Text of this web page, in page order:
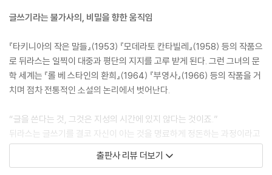
글쓰기라는 불가사의, 비밀을 향한 움직임
『타키니아의 작은 말들』(1953) 『모데라토 칸타빌레』(1958) 등의 작품으
로 뒤라스는 일찍이 대중과 평단의 지지를 고루 받게 된다. 그런 그녀의 문
학 세계는 『롤 베 스타인의 환희』(1964) 『부영사』(1966) 등의 작품을 거
치며 점차 전통적인 소설의 논리에서 벗어난다.
“글을 쓴다는 것, 그것은 지성의 시간에 있지 않다는 것이죠.”
뒤라스는 글쓰기를 결코 자신이 아는 것을 명료하게 정돈하는 과정이라고
여기지 않았다. 뒤라스에게 글쓰기는 위험 지대로 기꺼이 발을 들이는 행
위였다. 뒤라스는 어둠 속에 잠겨 있어 감지하기 어려운 비밀스러운 이야
출판사 리뷰 더보기